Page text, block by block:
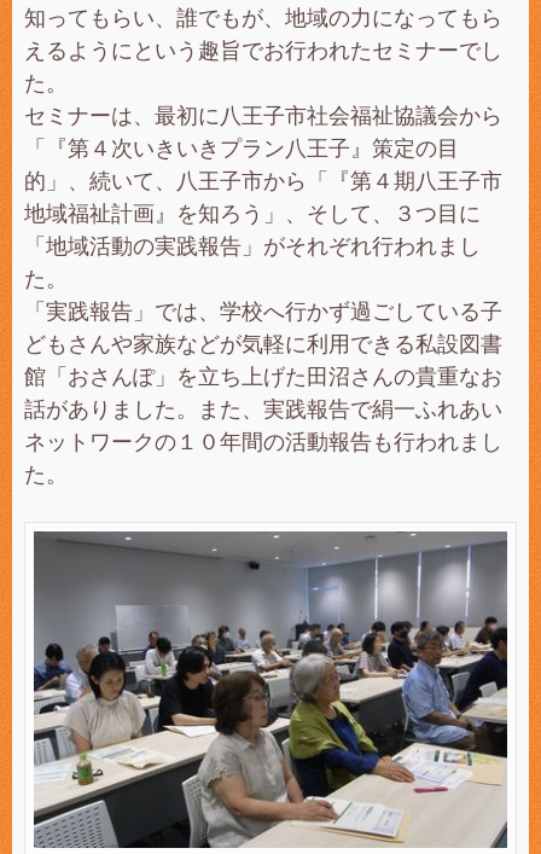
知ってもらい、誰でもが、地域の力になってもら
えるようにという趣旨でお行われたセミナーでし
た。
セミナーは、最初に八王子市社会福祉協議会から
「『第４次いきいきプラン八王子』策定の目
的」、続いて、八王子市から「『第４期八王子市
地域福祉計画』を知ろう」、そして、３つ目に
「地域活動の実践報告」がそれぞれ行われまし
た。
「実践報告」では、学校へ行かず過ごしている子
どもさんや家族などが気軽に利用できる私設図書
館「おさんぽ」を立ち上げた田沼さんの貴重なお
話がありました。また、実践報告で絹一ふれあい
ネットワークの１０年間の活動報告も行われまし
た。